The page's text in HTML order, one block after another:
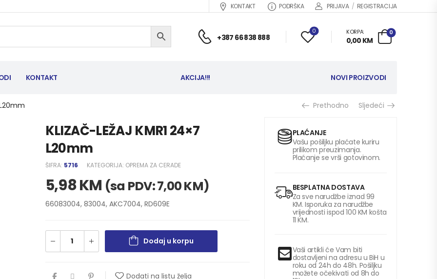
KONTAKT PODRŠKA PRIJAVA / REGISTRACIJA
+387 66 838 888
0 KORPA:
0,00 KM
0
KONTAKT AKCIJA!!! NOVI PROIZVODI
Prethodno Sljedeći
KLIZAČ-LEŽAJ KMR1 24×7
L20mm
ŠIFRA: 5716 KATEGORIJA: OPREMA ZA CERADE
5,98KM (sa PDV:7,00KM)
66083004, 83004, AKC7004, RD609E
Dodaj u korpu
Dodati na listu želja
PLAĆANJE
Vašu pošiljku plaćate kuriru
prilikom preuzimanja.
Plaćanje se vrši gotovinom.
BESPLATNA DOSTAVA
Za sve narudžbe iznad 99
KM. Isporuka za narudžbe
vrijednosti ispod 100 KM košta
11 KM.
Vaši artikli će Vam biti
dostavljeni na adresu u BiH u
roku od 24h do 48h. Pošiljku
možete očekivati od 8h do